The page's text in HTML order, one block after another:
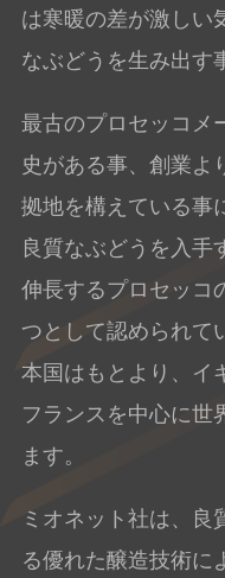
は寒暖の差が激しい
なぶどうを生み出す
最古のプロセッコメ
史がある事、創業よ
拠地を構えている事
良質なぶどうを入手
伸長するプロセッコ
つとして認められて
本国はもとより、イ
フランスを中心に世
ます。
ミオネット社は、良
る優れた醸造技術に